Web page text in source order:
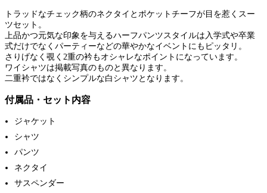
トラッドなチェック柄のネクタイとポケットチーフが目を惹くスー
ツセット。
上品かつ元気な印象を与えるハーフパンツスタイルは入学式や卒業
式だけでなくパーティーなどの華やかなイベントにもピッタリ。
さりげなく覗く2重の衿もオシャレなポイントになっています。
ワイシャツは掲載写真のものと異なります。
二重衿ではなくシンプルな白シャツとなります。
付属品・セット内容
ジャケット
シャツ
パンツ
ネクタイ
サスペンダー